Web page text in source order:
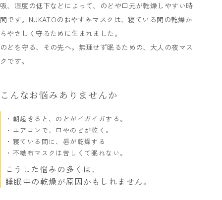
吸、湿度の低下などによって、のどや口元が乾燥しやすい時
間です。NUKATOのおやすみマスクは、寝ている間の乾燥か
らやさしく守るために生まれました。
のどを守る、その先へ。無理せず眠るための、大人の夜マス
クです。
こんなお悩みありませんか
朝起きると、のどがイガイガする。
エアコンで、口やのどが乾く。
寝ている間に、唇が乾燥する
不織布マスクは苦しくて眠れない。
こうした悩みの多くは、
睡眠中の乾燥が原因かもしれません。